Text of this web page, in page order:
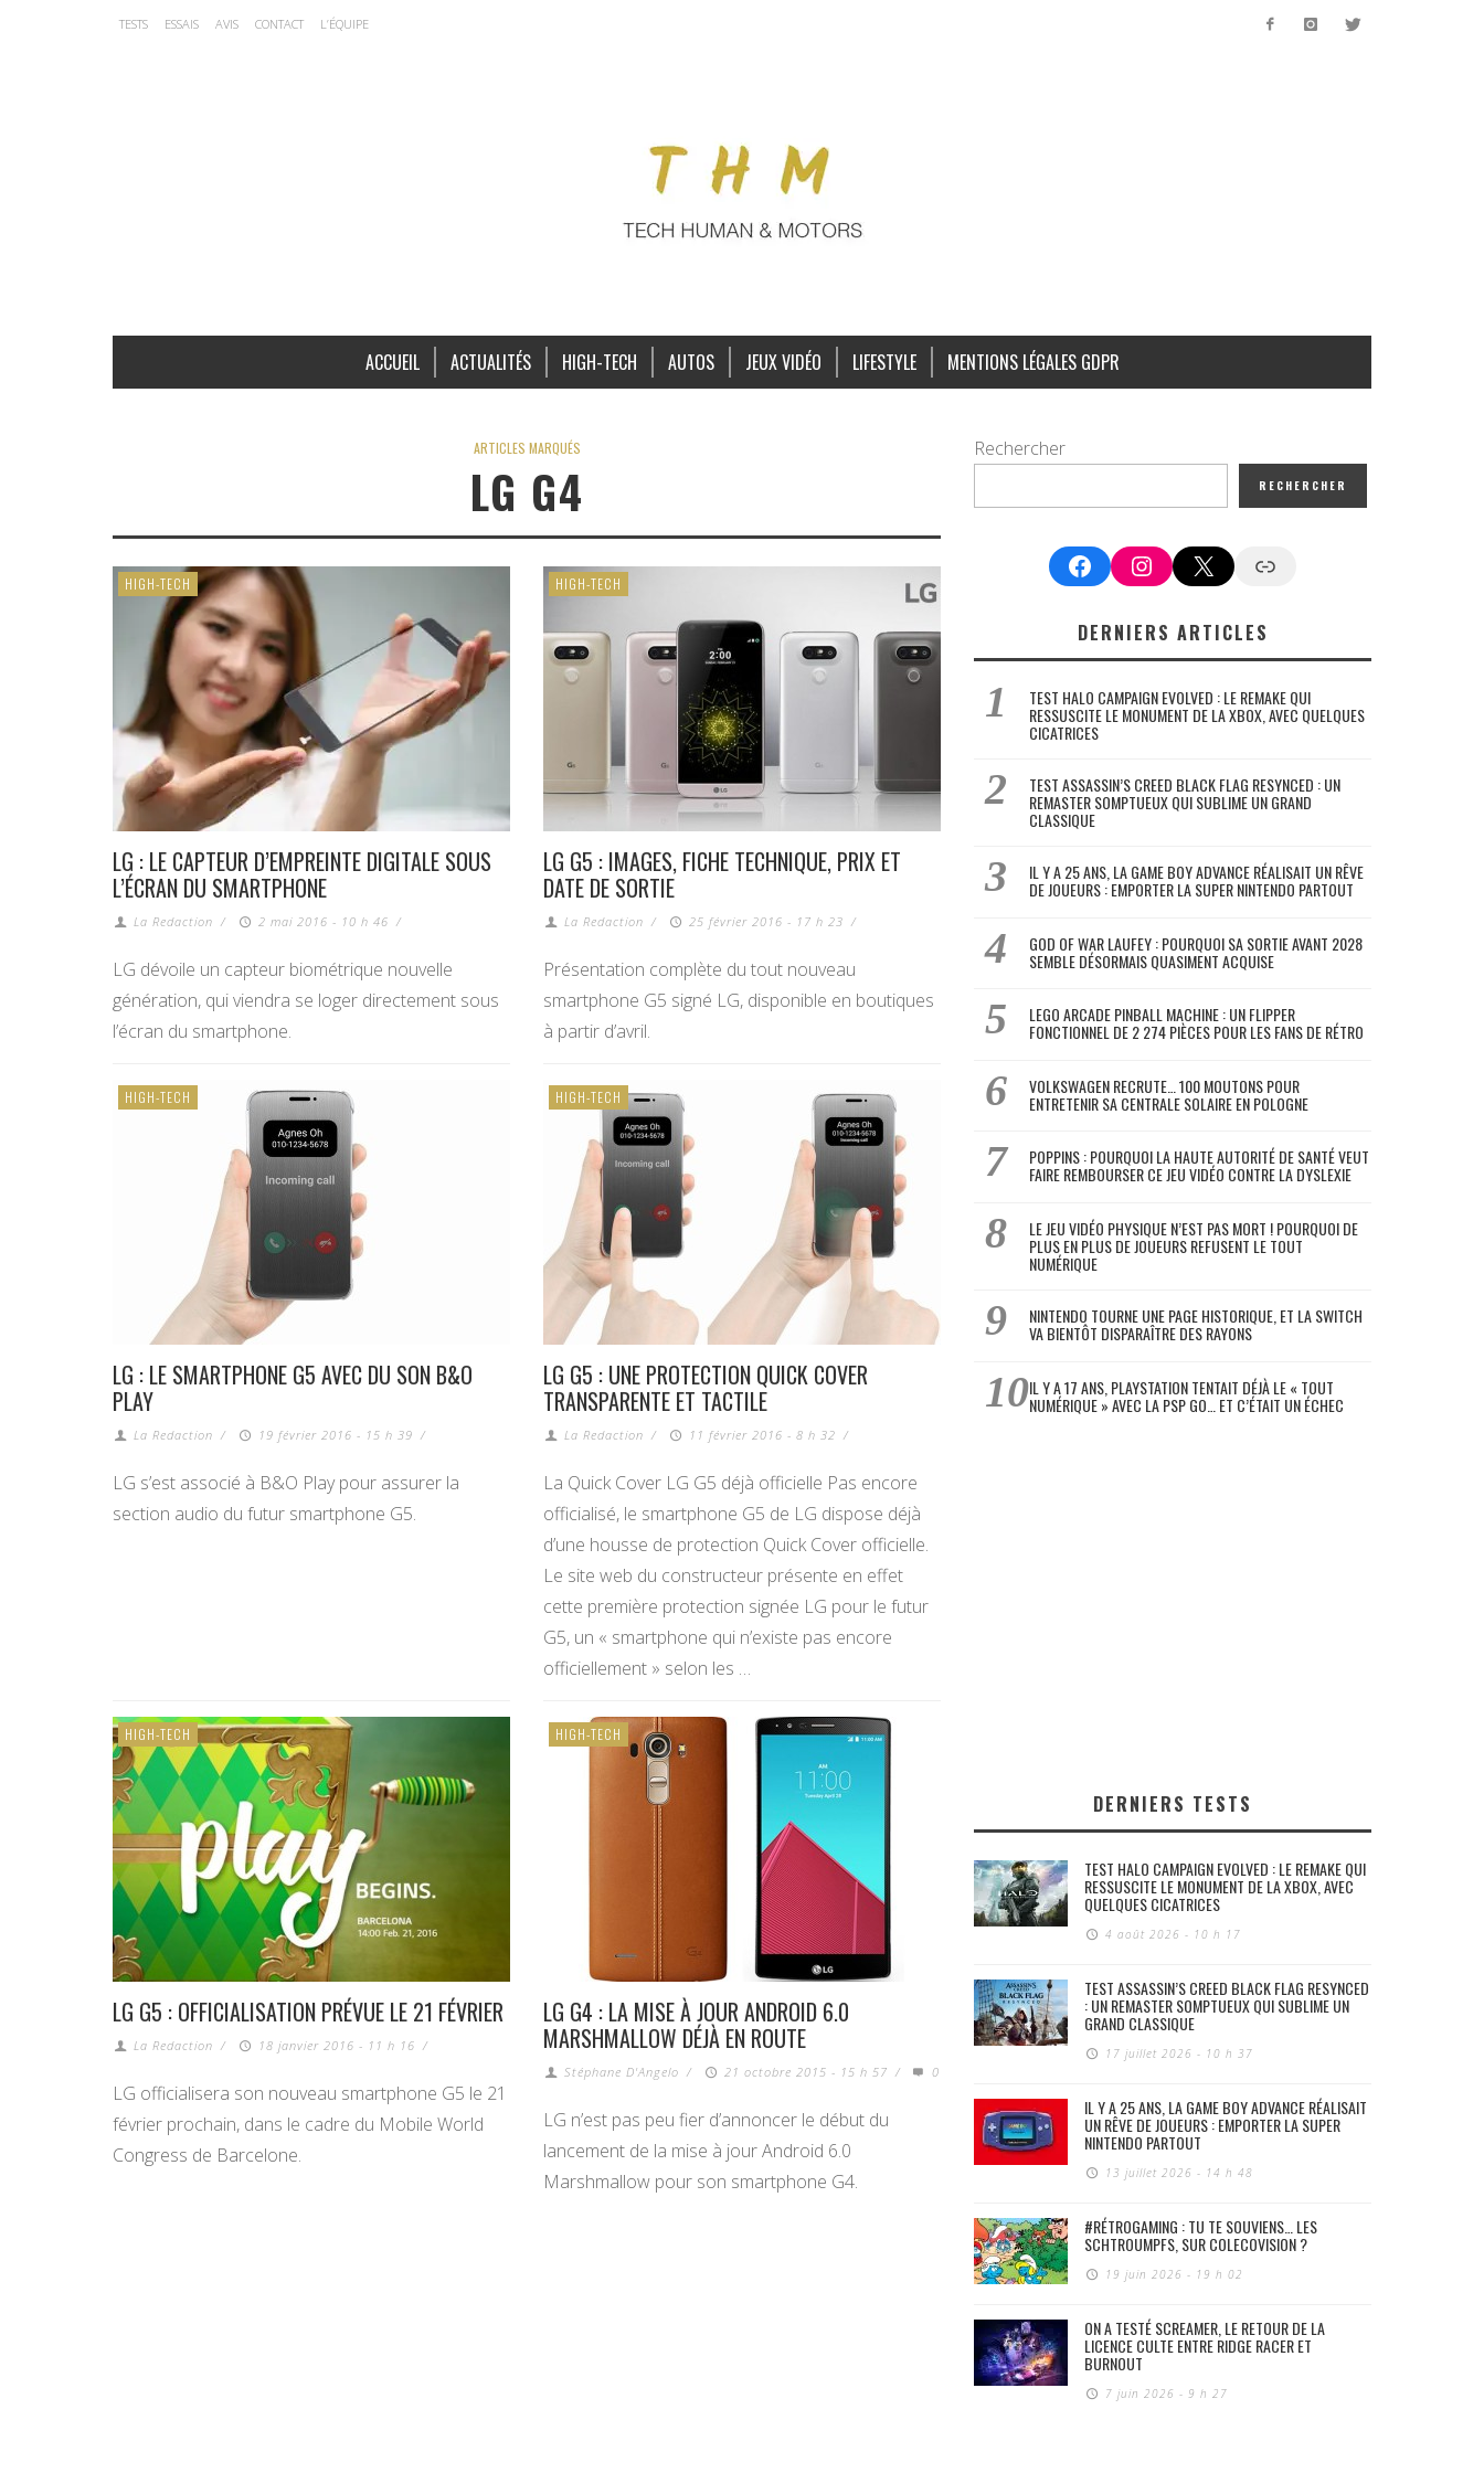
TESTS ESSAIS AVIS CONTACT L’ÉQUIPE
ACCUEIL ACTUALITÉS HIGH-TECH AUTOS JEUX VIDÉO LIFESTYLE MENTIONS LÉGALES GDPR
ARTICLES MARQUÉS
LG G4
HIGH-TECH
LG : LE CAPTEUR D’EMPREINTE DIGITALE SOUS
L’ÉCRAN DU SMARTPHONE
La Redaction / 2 mai 2016 - 10 h 46 /
LG dévoile un capteur biométrique nouvelle
génération, qui viendra se loger directement sous
l’écran du smartphone.
HIGH-TECH
LG G5 : IMAGES, FICHE TECHNIQUE, PRIX ET
DATE DE SORTIE
La Redaction / 25 février 2016 - 17 h 23 /
Présentation complète du tout nouveau
smartphone G5 signé LG, disponible en boutiques
à partir d’avril.
HIGH-TECH
LG : LE SMARTPHONE G5 AVEC DU SON B&O
PLAY
La Redaction / 19 février 2016 - 15 h 39 /
LG s’est associé à B&O Play pour assurer la
section audio du futur smartphone G5.
HIGH-TECH
LG G5 : UNE PROTECTION QUICK COVER
TRANSPARENTE ET TACTILE
La Redaction / 11 février 2016 - 8 h 32 /
La Quick Cover LG G5 déjà officielle Pas encore
officialisé, le smartphone G5 de LG dispose déjà
d’une housse de protection Quick Cover officielle.
Le site web du constructeur présente en effet
cette première protection signée LG pour le futur
G5, un « smartphone qui n’existe pas encore
officiellement » selon les …
HIGH-TECH
LG G5 : OFFICIALISATION PRÉVUE LE 21 FÉVRIER
La Redaction / 18 janvier 2016 - 11 h 16 /
LG officialisera son nouveau smartphone G5 le 21
février prochain, dans le cadre du Mobile World
Congress de Barcelone.
HIGH-TECH
LG G4 : LA MISE À JOUR ANDROID 6.0
MARSHMALLOW DÉJÀ EN ROUTE
Stéphane D'Angelo / 21 octobre 2015 - 15 h 57 / 0
LG n’est pas peu fier d’annoncer le début du
lancement de la mise à jour Android 6.0
Marshmallow pour son smartphone G4.
Rechercher
RECHERCHER
FacebookInstagram
X Google News
DERNIERS ARTICLES
TEST HALO CAMPAIGN EVOLVED : LE REMAKE QUI
RESSUSCITE LE MONUMENT DE LA XBOX, AVEC QUELQUES
CICATRICES
TEST ASSASSIN’S CREED BLACK FLAG RESYNCED : UN
REMASTER SOMPTUEUX QUI SUBLIME UN GRAND
CLASSIQUE
IL Y A 25 ANS, LA GAME BOY ADVANCE RÉALISAIT UN RÊVE
DE JOUEURS : EMPORTER LA SUPER NINTENDO PARTOUT
GOD OF WAR LAUFEY : POURQUOI SA SORTIE AVANT 2028
SEMBLE DÉSORMAIS QUASIMENT ACQUISE
LEGO ARCADE PINBALL MACHINE : UN FLIPPER
FONCTIONNEL DE 2 274 PIÈCES POUR LES FANS DE RÉTRO
VOLKSWAGEN RECRUTE… 100 MOUTONS POUR
ENTRETENIR SA CENTRALE SOLAIRE EN POLOGNE
POPPINS : POURQUOI LA HAUTE AUTORITÉ DE SANTÉ VEUT
FAIRE REMBOURSER CE JEU VIDÉO CONTRE LA DYSLEXIE
LE JEU VIDÉO PHYSIQUE N’EST PAS MORT ! POURQUOI DE
PLUS EN PLUS DE JOUEURS REFUSENT LE TOUT
NUMÉRIQUE
NINTENDO TOURNE UNE PAGE HISTORIQUE, ET LA SWITCH
VA BIENTÔT DISPARAÎTRE DES RAYONS
IL Y A 17 ANS, PLAYSTATION TENTAIT DÉJÀ LE « TOUT
NUMÉRIQUE » AVEC LA PSP GO… ET C’ÉTAIT UN ÉCHEC
DERNIERS TESTS
TEST HALO CAMPAIGN EVOLVED : LE REMAKE QUI
RESSUSCITE LE MONUMENT DE LA XBOX, AVEC
QUELQUES CICATRICES
4 août 2026 - 10 h 17
TEST ASSASSIN’S CREED BLACK FLAG RESYNCED
: UN REMASTER SOMPTUEUX QUI SUBLIME UN
GRAND CLASSIQUE
17 juillet 2026 - 10 h 37
IL Y A 25 ANS, LA GAME BOY ADVANCE RÉALISAIT
UN RÊVE DE JOUEURS : EMPORTER LA SUPER
NINTENDO PARTOUT
13 juillet 2026 - 14 h 48
#RÉTROGAMING : TU TE SOUVIENS… LES
SCHTROUMPFS, SUR COLECOVISION ?
19 juin 2026 - 19 h 02
ON A TESTÉ SCREAMER, LE RETOUR DE LA
LICENCE CULTE ENTRE RIDGE RACER ET
BURNOUT
7 juin 2026 - 9 h 27